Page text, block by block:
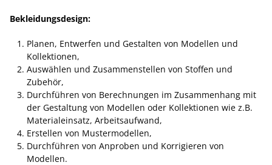
Bekleidungsdesign:
Planen, Entwerfen und Gestalten von Modellen und
Kollektionen,
Auswählen und Zusammenstellen von Stoffen und
Zubehör,
Durchführen von Berechnungen im Zusammenhang mit
der Gestaltung von Modellen oder Kollektionen wie z.B.
Materialeinsatz, Arbeitsaufwand,
Erstellen von Mustermodellen,
Durchführen von Anproben und Korrigieren von
Modellen.